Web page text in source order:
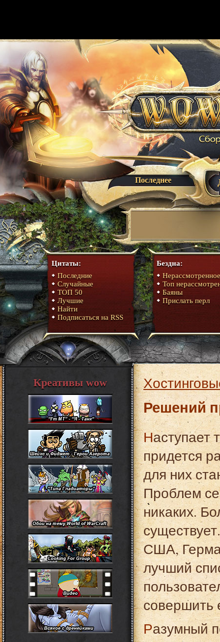
Последнее
Цитаты:
Последние
Случайные
ТОП 50
Лучшие
Найти
Подписаться на RSS
Бездна:
Нерассмотренное
Топ
Баяны
Прислать перл
Решений
Наступает тот момент, когда создателям сайта
придется
для них
Проблем
никаких.
США,
лучший
совершить
Разумный
Креативы wow